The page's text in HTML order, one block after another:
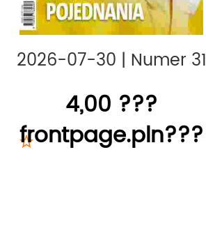
2026-07-30 | Numer 31
4,00 ???
frontpage.pln???